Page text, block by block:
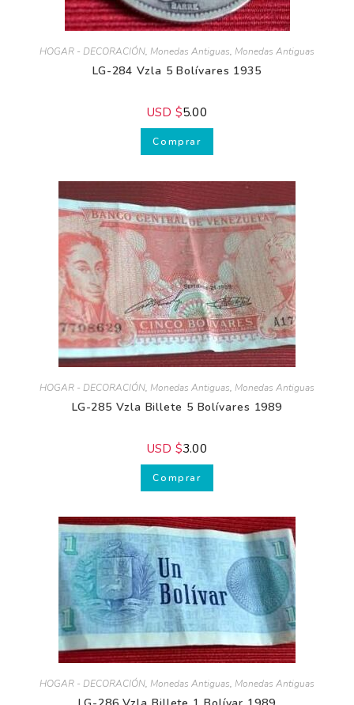
HOGAR - DECORACIÓN,Monedas Antiguas,Monedas Antiguas
LG-284 Vzla 5 Bolívares 1935
USD $5.00
Comprar
HOGAR - DECORACIÓN,Monedas Antiguas,Monedas Antiguas
LG-285 Vzla Billete 5 Bolívares 1989
USD $3.00
Comprar
HOGAR - DECORACIÓN,Monedas Antiguas,Monedas Antiguas